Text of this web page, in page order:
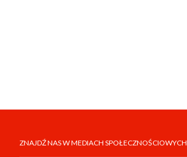
ZNAJDŹ NAS W MEDIACH SPOŁECZNOŚCIOWYCH